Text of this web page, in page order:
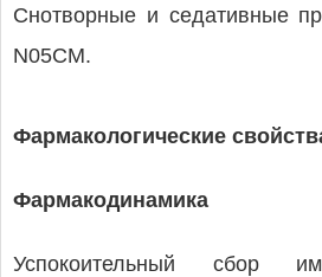
Снотворные и седативные
N05CM.
Фармакологические
Фармакодинамика
Успокоительный сбор